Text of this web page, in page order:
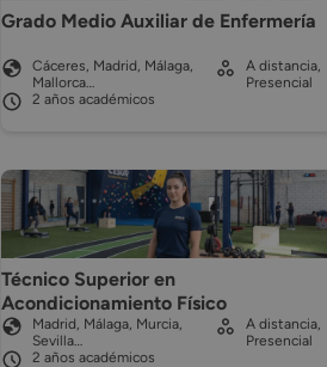
Grado Medio Auxiliar de Enfermería
Cáceres, Madrid, Málaga,
Mallorca…
2 años académicos
A distancia,
Presencial
Técnico Superior en
Acondicionamiento Físico
Madrid, Málaga, Murcia,
Sevilla…
2 años académicos
A distancia,
Presencial